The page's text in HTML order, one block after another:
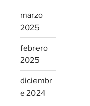
marzo
2025
febrero
2025
diciembr
e 2024